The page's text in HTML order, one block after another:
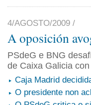
4/AGOSTO/2009 /
A oposición
PSdeG e BNG
de Caixa Galicia
Caja Madrid
O presidente non